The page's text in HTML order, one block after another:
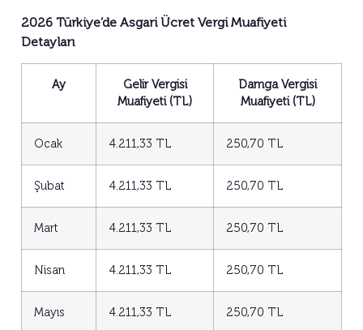
2026 Türkiye’de Asgari Ücret Vergi Muafiyeti
Detayları
Ay
Gelir Vergisi
Muafiyeti (TL)
Damga Vergisi
Muafiyeti (TL)
Ocak 4.211,33 TL 250,70 TL
Şubat 4.211,33 TL 250,70 TL
Mart 4.211,33 TL 250,70 TL
Nisan 4.211,33 TL 250,70 TL
Mayıs 4.211,33 TL 250,70 TL